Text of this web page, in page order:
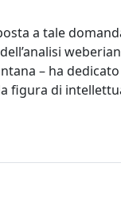
a tale
– ha
figura di